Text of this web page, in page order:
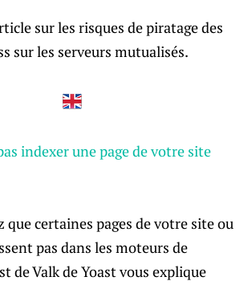
sur les risques de piratage des
sur les serveurs mutualisés.
indexer une page de votre site
que certaines pages de votre site ou
pas dans les moteurs de
de Valk de Yoast vous explique